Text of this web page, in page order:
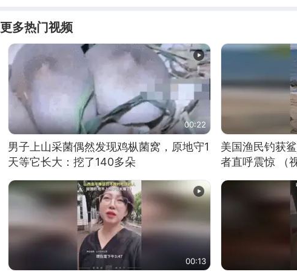
更多热门视频
00:22
男子上山采菌偶然发现鸡枞菌窝，原地守1
天等它长大：挖了140多朵
美国渔民钓获
者直呼震惊 （
00:13